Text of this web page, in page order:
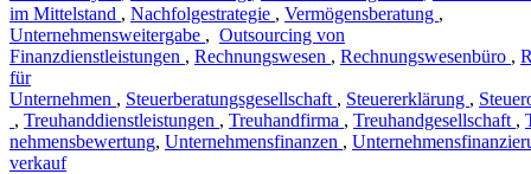
im Mittelstand , Nachfolgestrategie , Vermögensberatung ,
Unternehmensweitergabe , Outsourcing von
Finanzdienstleistungen , Rechnungswesen , Rechnungswesenbüro ,
für
Unternehmen , Steuerberatungsgesellschaft , Steuererklärung ,
, Treuhanddienstleistungen , Treuhandfirma , Treuhandgesellschaft ,
nehmensbewertung, Unternehmensfinanzen ,
verkauf